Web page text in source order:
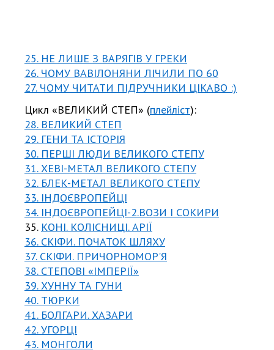
25. НЕ ЛИШЕ З ВАРЯГІВ У ГРЕКИ
26. ЧОМУ ВАВІЛОНЯНИ ЛІЧИЛИ ПО 60
27. ЧОМУ ЧИТАТИ ПІДРУЧНИКИ ЦІКАВО :)
Цикл «ВЕЛИКИЙ СТЕП» (плейліст):
28. ВЕЛИКИЙ СТЕП
29. ГЕНИ ТА ІСТОРІЯ
30. ПЕРШІ ЛЮДИ ВЕЛИКОГО СТЕПУ
31. ХЕВІ-МЕТАЛ ВЕЛИКОГО СТЕПУ
32. БЛЕК-МЕТАЛ ВЕЛИКОГО СТЕПУ
33. ІНДОЄВРОПЕЙЦІ
34. ІНДОЄВРОПЕЙЦІ-2.ВОЗИ І СОКИРИ
35. КОНІ. КОЛІСНИЦІ. АРІЇ
36. СКІФИ. ПОЧАТОК ШЛЯХУ
37. СКІФИ. ПРИЧОРНОМОР'Я
38. СТЕПОВІ «ІМПЕРІЇ»
39. ХУННУ ТА ГУНИ
40. ТЮРКИ
41. БОЛГАРИ. ХАЗАРИ
42. УГОРЦІ
43. МОНГОЛИ